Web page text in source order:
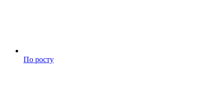
По росту